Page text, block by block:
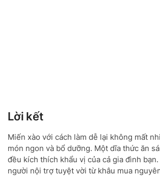
Lời kết
Miến xào với cách làm dễ lại không mất
món ngon và bổ dưỡng. Một dĩa thức ăn
đều kích thích khẩu vị của cả gia đình
người nội trợ tuyệt vời từ khâu mua